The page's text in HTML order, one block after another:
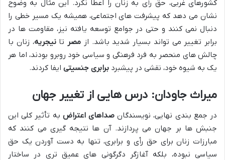
کشورهای غربی، حق رأی به زنان را اعطا نکرد. این مثال به وضوح
نشان می دهد که پیشرفت های اجتماعی، همیشه یک مسیر خطی را
دنبال نمی کنند و حتی در جوامع توسعه یافته نیز، مقاومت ها در
برابر تغییر می تواند بسیار شدید باشد. از مصر تانیجریه، زنان با
چالش های منحصر به فرد فرهنگی و سیاسی خود روبرو بودند، اما هر
یک به شیوه خود، نقشی در پیشبرد برابری جنسیتی ایفا کردند.
میراث جاودان: درس هایی از تغییر جهان
در جمع بندی نهایی، نویسندگان صداهای اعتراض به تأثیر کلی این
جنبش ها بر جهان می پردازند. آن ها نتیجه گیری می کنند که
مبارزات زنان برای حق رأی و برابری، تنها به دست آوردن یک حق
سیاسی نبوده، بلکه آغازگر دگرگونی های عمیق تری در ساختار